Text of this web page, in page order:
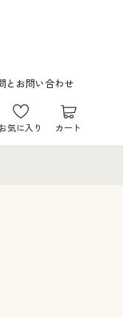
とお問い合わせ
気に入り カート